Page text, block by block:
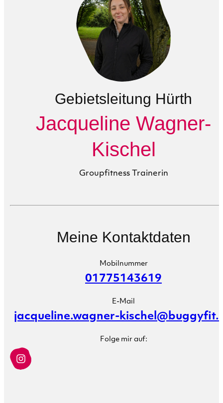
Gebietsleitung Hürth
Jacqueline Wagner-
Kischel
Groupfitness Trainerin
Meine Kontaktdaten
Mobilnummer
01775143619
E-Mail
jacqueline.wagner-
Folge mir auf: